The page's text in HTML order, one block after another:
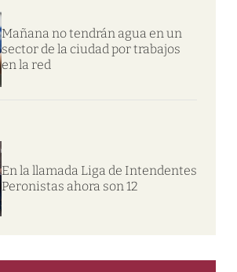
Mañana no tendrán agua en un
sector de la ciudad por trabajos
en la red
En la llamada Liga de Intendentes
Peronistas ahora son 12